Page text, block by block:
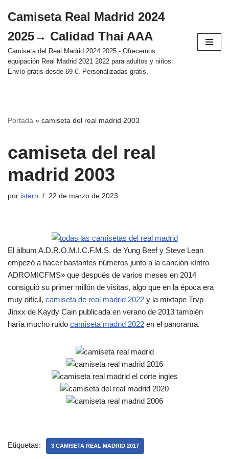
al
contenido
Camiseta Real Madrid 2024
2025→ Calidad Thai AAA
Camiseta del Real Madrid 2024 2025 - Ofrecemos
equipación Real Madrid 2021 2022 para adultos y niños.
Envío gratis desde 69 €. Personalizadas gratis.
Portada » camiseta del real madrid 2003
camiseta del real
madrid 2003
por istern 22 de marzo de 2023
El álbum A.D.R.O.M.I.C.F.M.S. de Yung Beef y Steve Lean
empezó a hacer bastantes números junto a la canción «Intro
ADROMICFMS» que después de varios meses en 2014
consiguió su primer millón de visitas, algo que en la época era
muy difícil, camiseta de real madrid 2022 y la mixtape Trvp
Jinxx de Kaydy Cain publicada en verano de 2013 también
haría mucho ruido camiseta madrid 2022 en el panorama.
Etiquetas: 3 CAMISETA REAL MADRID 2017